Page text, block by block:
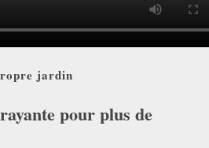
jardin
pour plus de